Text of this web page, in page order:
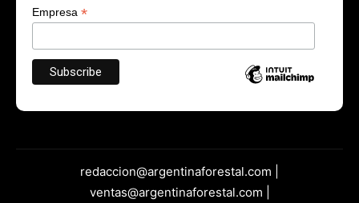
Empresa *
redaccion@argentinaforestal.com |
ventas@argentinaforestal.com |